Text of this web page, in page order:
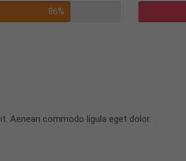
86%
Aenean commodo ligula eget dolor.